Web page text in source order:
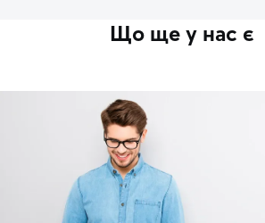
Що ще у нас є